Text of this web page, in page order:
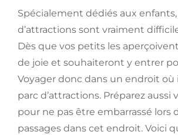
Spécialement dédiés aux enfants,
d’attractions sont vraiment
Dès que vos petits les
de joie et souhaiteront y entrer
Voyager donc dans un endroit où
parc d’attractions. Préparez
pour ne pas être embarrassé lors
passages dans cet endroit. Voici